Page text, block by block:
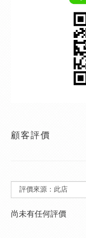
顧客評價
尚未有任何評價